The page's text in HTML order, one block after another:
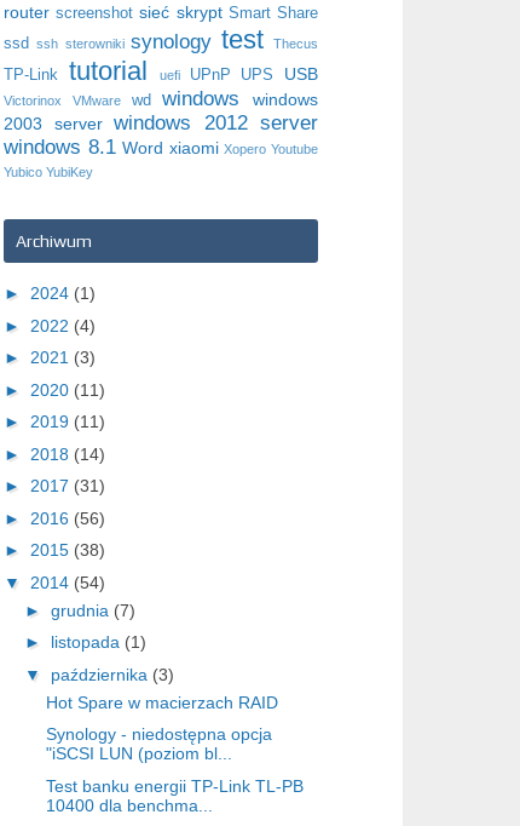
router screenshot sieć skrypt Smart Share
ssd
ssh sterowniki synology test Thecus
TP-Link tutorial uefi UPnP UPS USB
Victorinox VMware wd windows
windows
2003 server windows 2012 server
windows 8.1 Word xiaomi Xopero Youtube
Yubico YubiKey
Archiwum
► 2024 (1)
► 2022 (4)
► 2021 (3)
► 2020 (11)
► 2019 (11)
► 2018 (14)
► 2017 (31)
► 2016 (56)
► 2015 (38)
▼ 2014 (54)
► grudnia (7)
► listopada (1)
▼ października (3)
Hot Spare w macierzach RAID
Synology - niedostępna opcja
"iSCSI LUN (poziom bl...
Test banku energii TP-Link TL-PB
10400 dla benchma...